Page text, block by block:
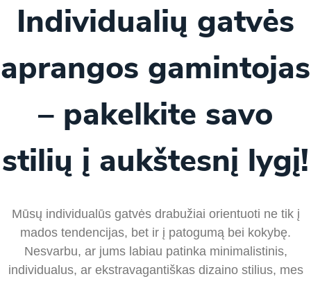
Individualių gatvės
aprangos gamintojas
– pakelkite savo
stilių į aukštesnį lygį!
Mūsų individualūs gatvės drabužiai orientuoti ne tik į
mados tendencijas, bet ir į patogumą bei kokybę.
Nesvarbu, ar jums labiau patinka minimalistinis,
individualus, ar ekstravagantiškas dizaino stilius, mes